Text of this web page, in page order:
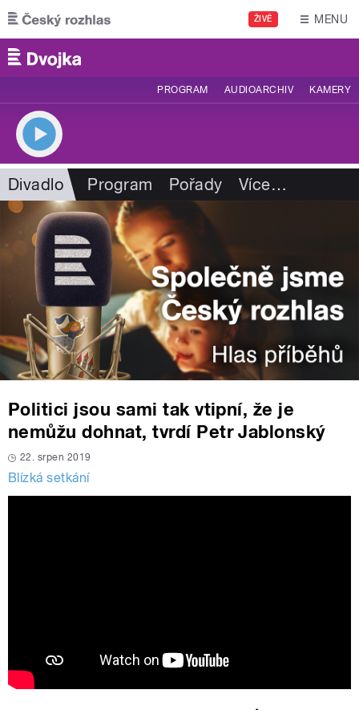
Přejít k hlavnímu obsahu
ŽIVĚ MENU
PROGRAM AUDIOARCHIV KAMERY
Divadlo Program Pořady Více…
Politici jsou sami tak vtipní, že je
nemůžu dohnat, tvrdí Petr Jablonský
22. srpen 2019
Blízká setkání